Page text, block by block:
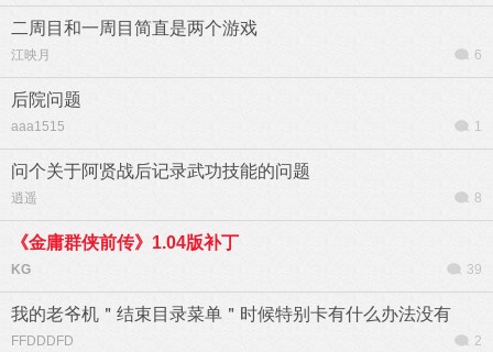
二周目和一周目简直是两个游戏
江映月 6
后院问题
aaa1515 1
问个关于阿贤战后记录武功技能的问题
逍遥 8
《金庸群侠前传》1.04版补丁
KG 39
我的老爷机＂结束目录菜单＂时候特别卡有什么办法没有
FFDDDFD 2